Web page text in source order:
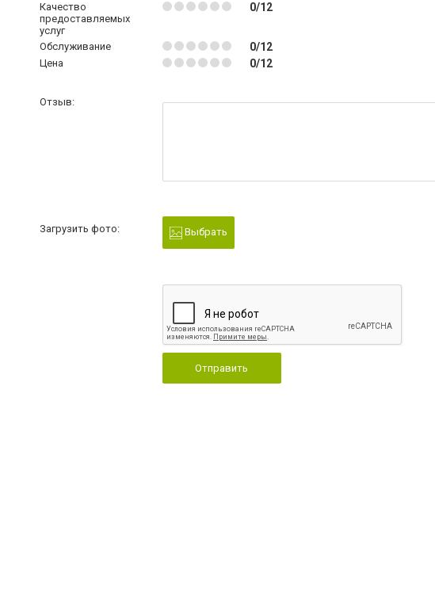
Качество
предоставляемых
услуг
0/12
Обслуживание 0/12
Цена 0/12
Отзыв:
Загрузить фото: Выбрать
Отправить